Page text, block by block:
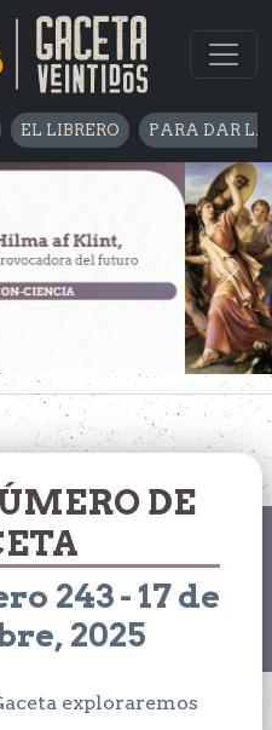
EL LIBRERO PARA DAR
DE
243 - 17 de
2025
exploraremos